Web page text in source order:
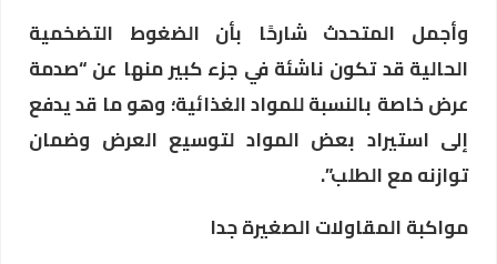
وأجمل المتحدث شارحًا بأن الضغوط التضخمية
الحالية قد تكون ناشئة في جزء كبير منها عن “صدمة
عرض خاصة بالنسبة للمواد الغذائية؛ وهو ما قد يدفع
إلى استيراد بعض المواد لتوسيع العرض وضمان
توازنه مع الطلب”.
مواكبة المقاولات الصغيرة جدا